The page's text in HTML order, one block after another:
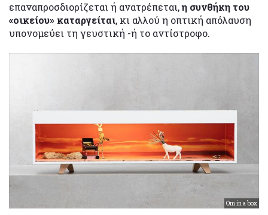
επαναπροσδιορίζεται ή ανατρέπεται,η συνθήκη του
«οικείου» καταργείται, κι αλλού η οπτική απόλαυση
υπονομεύει τη γευστική -ή το αντίστροφο.
Om in a box